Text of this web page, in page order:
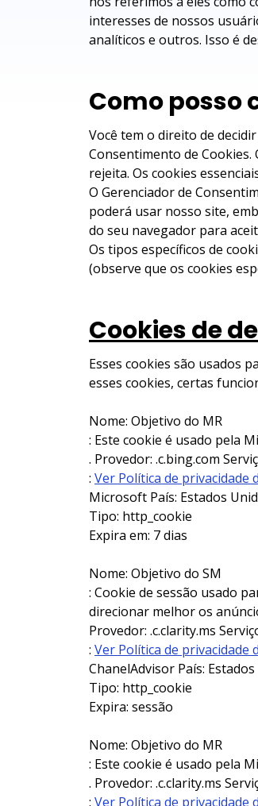
interesses de nossos
analíticos e outros. Isso é
Como posso
Você tem o direito de
Consentimento de Cookies.
rejeita. Os cookies
O Gerenciador de
poderá usar nosso site,
do seu navegador para
Os tipos específicos de
(observe que os cookies
Cookies de
Esses cookies são usados
esses cookies, certas
Nome: Objetivo do MR
: Este cookie é usado pela
. Provedor: .c.bing.com
: Ver Política de privacidade
Microsoft País: Estados
Tipo: http_cookie
Expira em: 7 dias
Nome: Objetivo do SM
: Cookie de sessão usado
direcionar melhor os
Provedor: .c.clarity.ms
: Ver Política de privacidade
ChanelAdvisor País:
Tipo: http_cookie
Expira: sessão
Nome: Objetivo do MR
: Este cookie é usado pela
. Provedor: .c.clarity.ms
: Ver Política de privacidade